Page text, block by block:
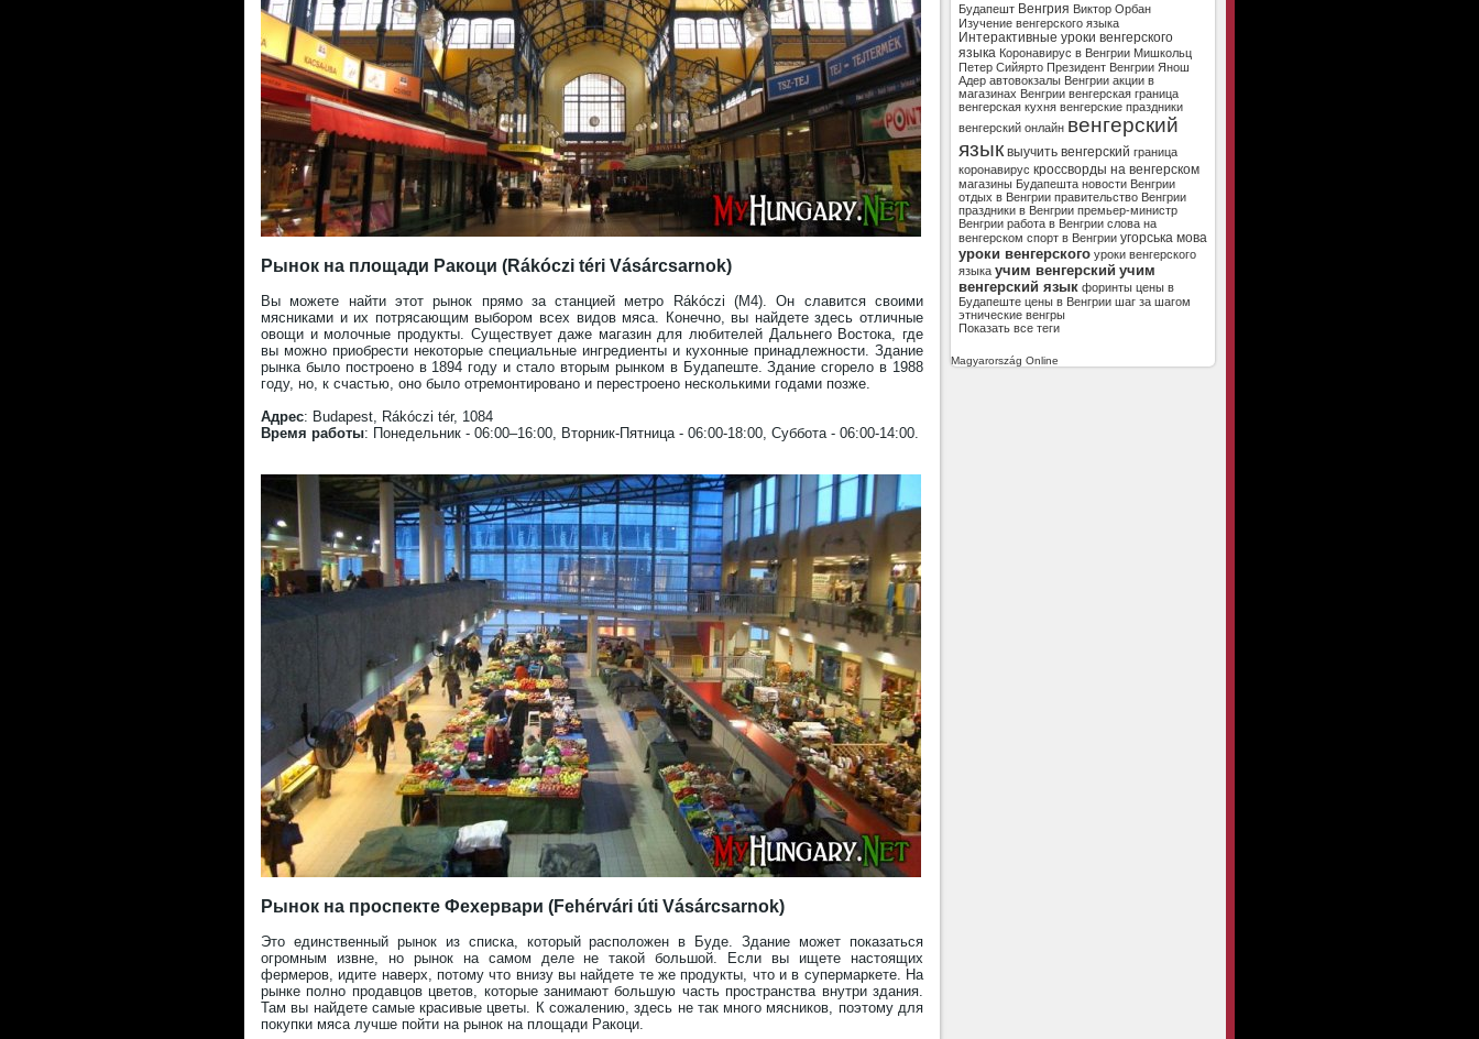
Будапешт Венгрия Виктор Орбан
Изучение венгерского языка
Интерактивные уроки венгерского
языка Коронавирус в Венгрии Мишкольц
Петер Сийярто Президент Венгрии Янош
Адер автовокзалы Венгрии акции в
магазинах Венгрии венгерская граница
венгерская кухня венгерские праздники
венгерский онлайн венгерский
язык выучить венгерский граница
коронавирус кроссворды на венгерском
магазины Будапешта новости Венгрии
отдых в Венгрии правительство Венгрии
праздники в Венгрии премьер-министр
Венгрии работа в Венгрии слова на
венгерском спорт в Венгрии угорська мова
уроки венгерского уроки венгерского
языка учим венгерский учим
венгерский язык форинты цены в
Будапеште цены в Венгрии шаг за шагом
этнические венгры
Показать все теги
Magyarország Online
Рынок на площади Ракоци (Rákóczi téri Vásárcsarnok)
Вы можете найти этот рынок прямо за станцией метро Rákóczi (M4). Он славится своими
мясниками и их потрясающим выбором всех видов мяса. Конечно, вы найдете здесь отличные
овощи и молочные продукты. Существует даже магазин для любителей Дальнего Востока, где
вы можно приобрести некоторые специальные ингредиенты и кухонные принадлежности. Здание
рынка было построено в 1894 году и стало вторым рынком в Будапеште. Здание сгорело в 1988
году, но, к счастью, оно было отремонтировано и перестроено несколькими годами позже.
Адрес: Budapest, Rákóczi tér, 1084
Время работы: Понедельник - 06:00–16:00, Вторник-Пятница - 06:00-18:00, Суббота - 06:00-14:00.
Рынок на проспекте Фехервари (Fehérvári úti Vásárcsarnok)
Это единственный рынок из списка, который расположен в Буде. Здание может показаться
огромным извне, но рынок на самом деле не такой большой. Если вы ищете настоящих
фермеров, идите наверх, потому что внизу вы найдете те же продукты, что и в супермаркете. На
рынке полно продавцов цветов, которые занимают большую часть пространства внутри здания.
Там вы найдете самые красивые цветы. К сожалению, здесь не так много мясников, поэтому для
покупки мяса лучше пойти на рынок на площади Ракоци.